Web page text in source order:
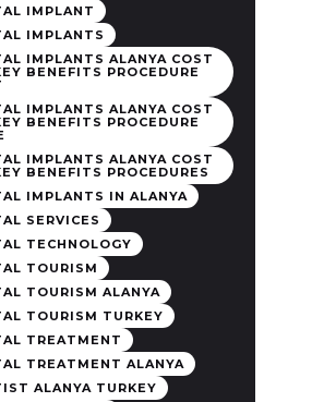
IMPLANT
IMPLANTS
IMPLANTS ALANYA COST
BENEFITS PROCEDURE
IMPLANTS ALANYA COST
BENEFITS PROCEDURE
IMPLANTS ALANYA COST
BENEFITS PROCEDURES
IMPLANTS IN ALANYA
SERVICES
TECHNOLOGY
TOURISM
TOURISM ALANYA
TOURISM TURKEY
TREATMENT
TREATMENT ALANYA
ALANYA TURKEY